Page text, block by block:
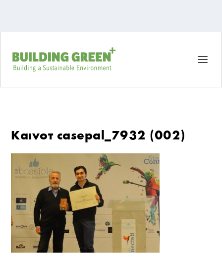
Καινοτ casepal_7932 (002)